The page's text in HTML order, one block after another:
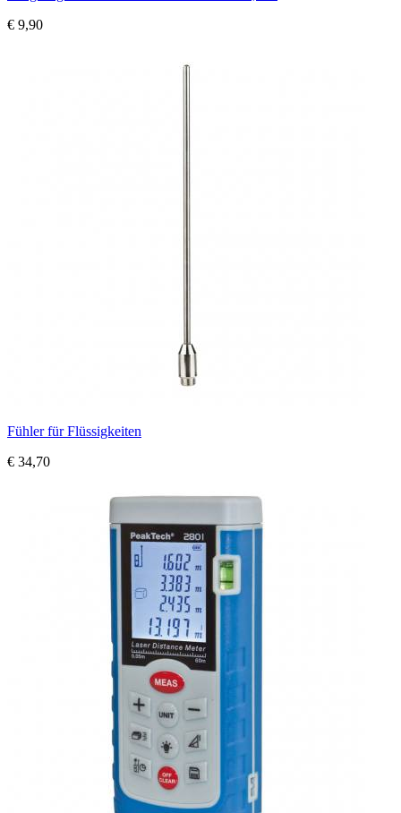
€ 9,90
Fühler für Flüssigkeiten
€ 34,70